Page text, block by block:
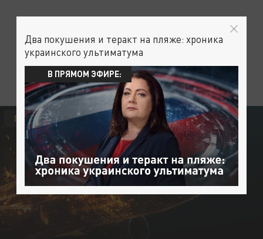
ПРОИСШЕСТВИЯ
Два покушения и теракт на пляже: хроника
украинского ультиматума
В ПРЯМОМ ЭФИРЕ: